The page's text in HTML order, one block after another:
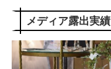
メディア露出実績